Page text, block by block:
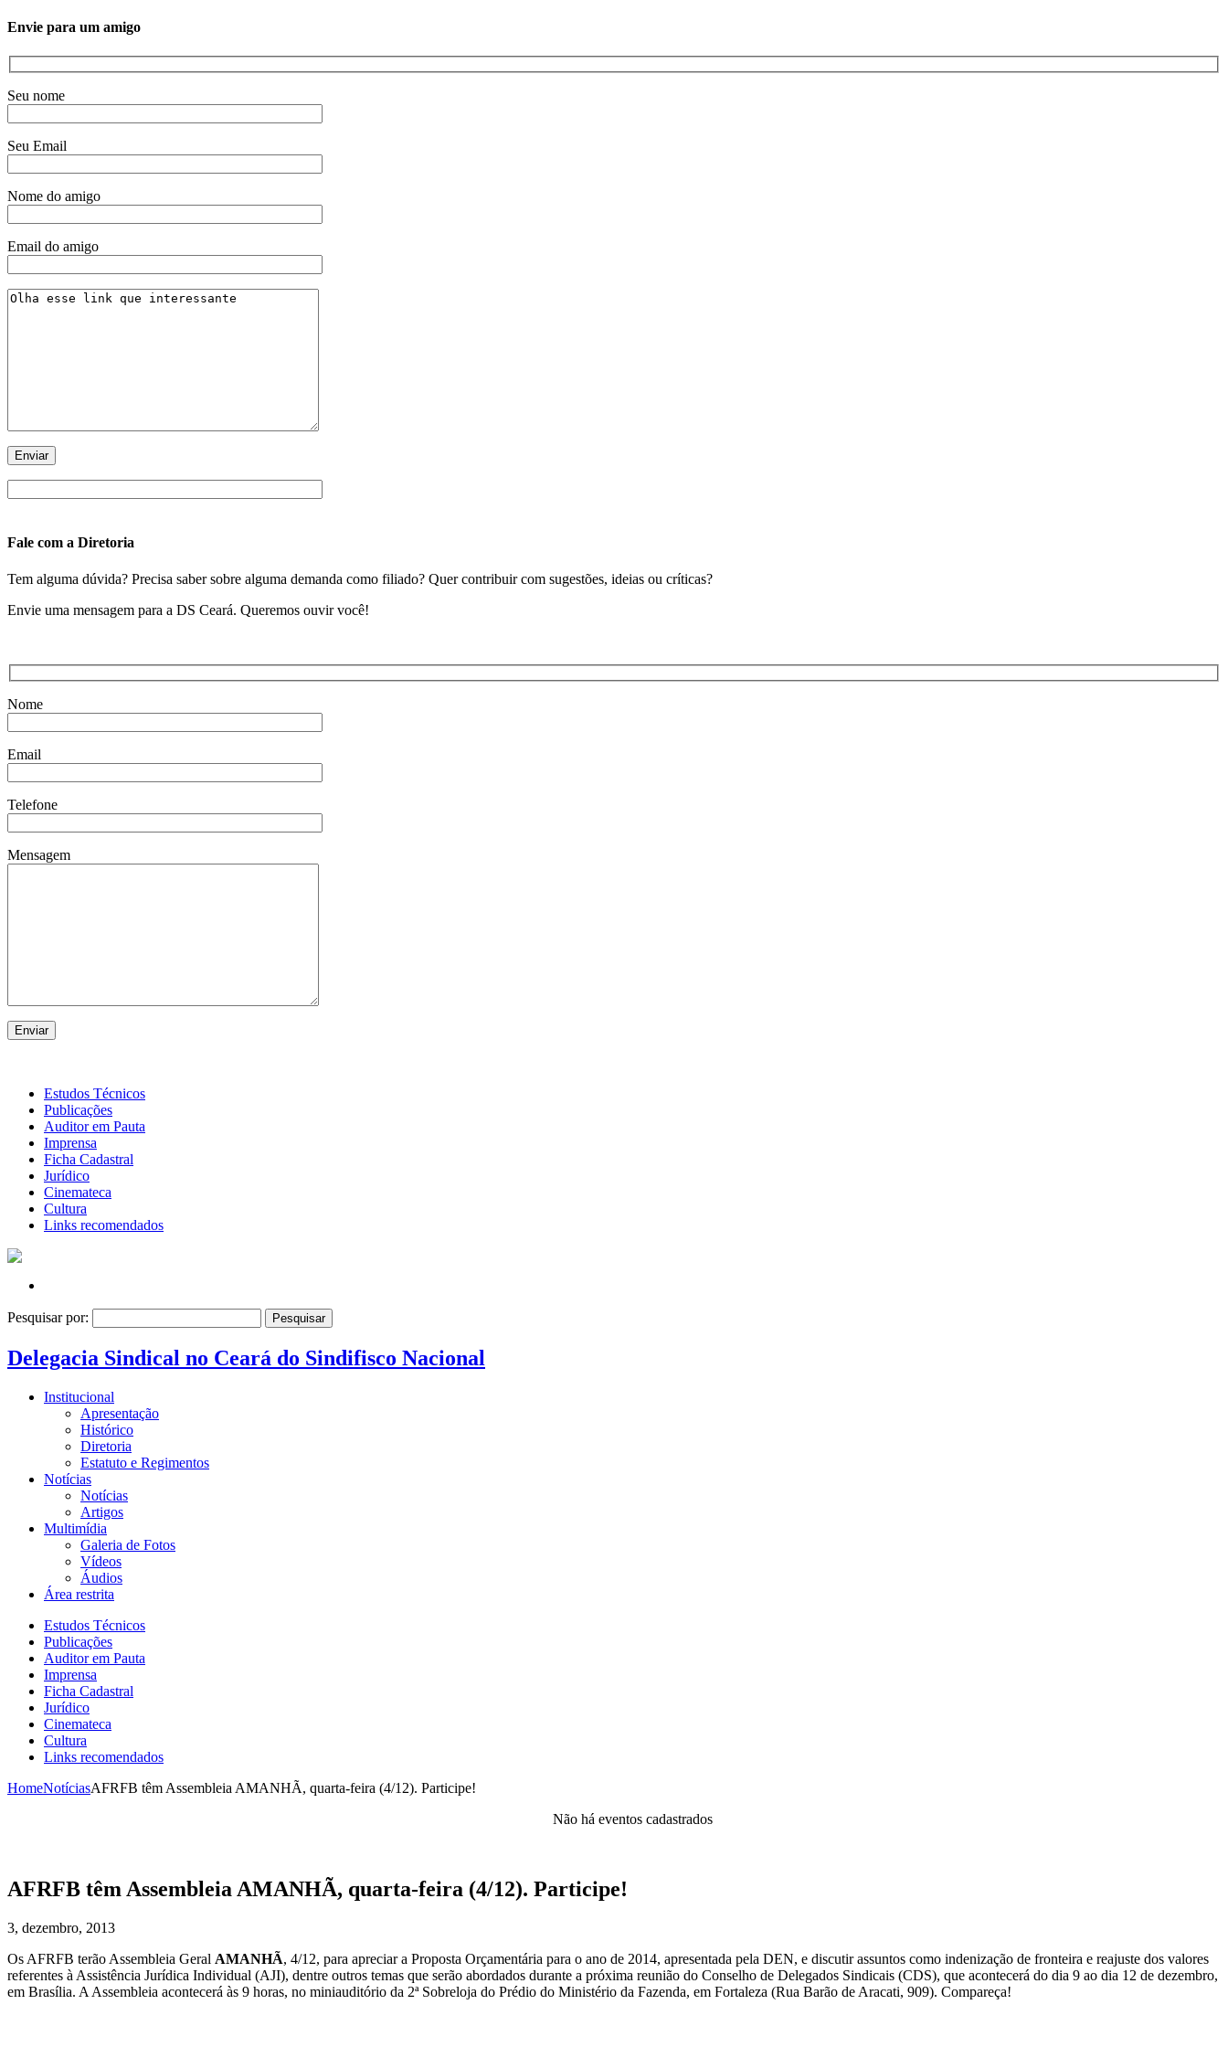
Envie para um amigo
Seu nome
Seu Email
Nome do amigo
Email do amigo
Fale com a Diretoria
Tem alguma dúvida? Precisa saber sobre alguma demanda como filiado? Quer contribuir com sugestões, ideias ou críticas?
Envie uma mensagem para a DS Ceará. Queremos ouvir você!
Nome
Email
Telefone
Mensagem
Estudos Técnicos
Publicações
Auditor em Pauta
Imprensa
Ficha Cadastral
Jurídico
Cinemateca
Cultura
Links recomendados
Pesquisar por:
Delegacia Sindical no Ceará do Sindifisco Nacional
Institucional
Apresentação
Histórico
Diretoria
Estatuto e Regimentos
Notícias
Notícias
Artigos
Multimídia
Galeria de Fotos
Vídeos
Áudios
Área restrita
Estudos Técnicos
Publicações
Auditor em Pauta
Imprensa
Ficha Cadastral
Jurídico
Cinemateca
Cultura
Links recomendados
HomeNotíciasAFRFB têm Assembleia AMANHÃ, quarta-feira (4/12). Participe!
Não há eventos cadastrados
AFRFB têm Assembleia AMANHÃ, quarta-feira (4/12). Participe!
3, dezembro, 2013
Os AFRFB terão Assembleia Geral AMANHÃ, 4/12, para apreciar a Proposta Orçamentária para o ano de 2014, apresentada pela DEN, e discutir assuntos como indenização de fronteira e reajuste dos valores
referentes à Assistência Jurídica Individual (AJI), dentre outros temas que serão abordados durante a próxima reunião do Conselho de Delegados Sindicais (CDS), que acontecerá do dia 9 ao dia 12 de dezembro,
em Brasília. A Assembleia acontecerá às 9 horas, no miniauditório da 2ª Sobreloja do Prédio do Ministério da Fazenda, em Fortaleza (Rua Barão de Aracati, 909). Compareça!